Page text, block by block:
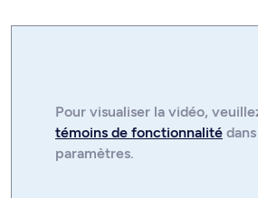
Pour visualiser la vidéo,
témoins de fonctionnalité
paramètres.